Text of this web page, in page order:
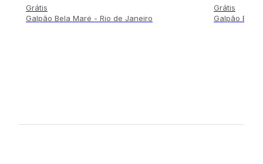
Grátis
Galpão Bela Marė - Rio de Janeiro
Grátis
Galpão Bela